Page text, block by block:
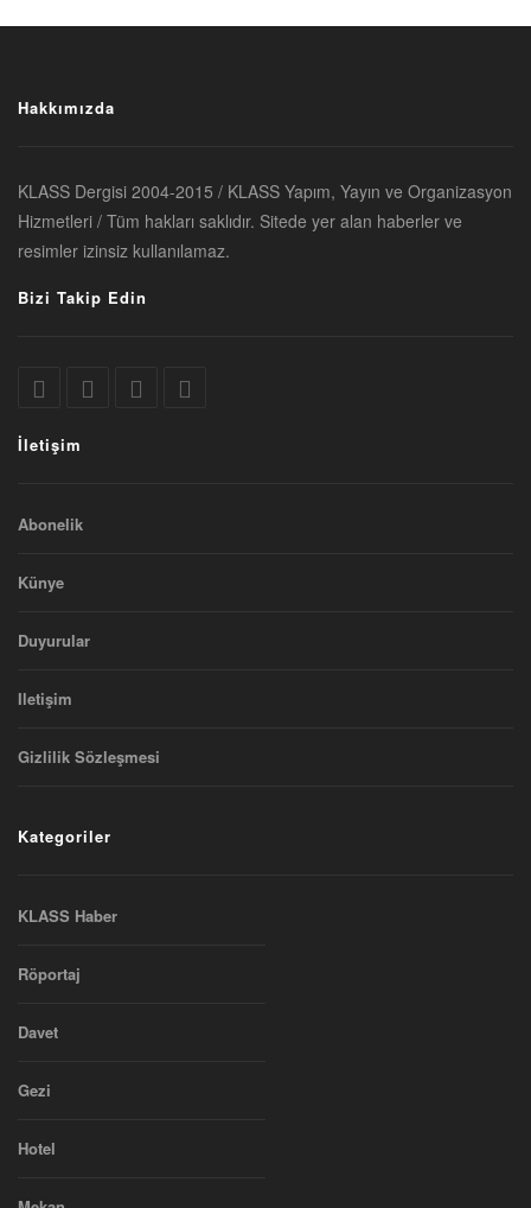
Hakkımızda
KLASS Dergisi 2004-2015 / KLASS Yapım, Yayın ve Organizasyon
Hizmetleri / Tüm hakları saklıdır. Sitede yer alan haberler ve
resimler izinsiz kullanılamaz.
Bizi Takip Edin
İletişim
Abonelik
Künye
Duyurular
Iletişim
Gizlilik Sözleşmesi
Kategoriler
KLASS Haber
Röportaj
Davet
Gezi
Hotel